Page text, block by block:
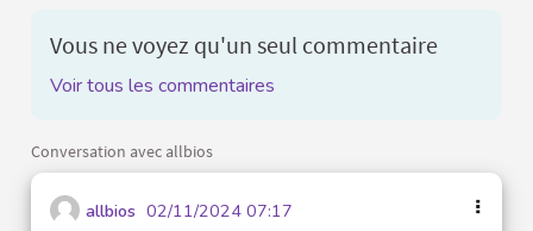
Vous ne voyez qu'un seul commentaire
Voir tous les commentaires
Conversation avec allbios
allbios 02/11/2024 07:17